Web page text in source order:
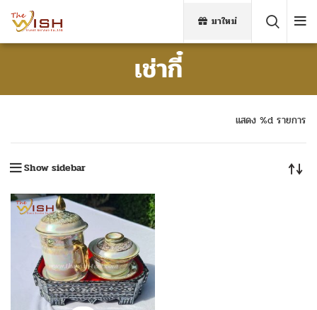
มาใหม่
เช่ากี๋
แสดง %d รายการ
Show sidebar